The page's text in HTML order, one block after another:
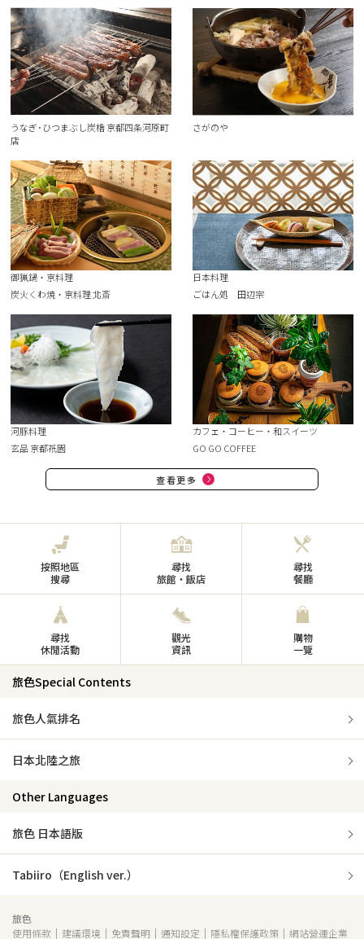
うなぎ･ひつまぶし炭櫓 京都四条河原町
店
さがのや
御猟鍋・京料理
炭火くわ焼・京料理 北斎
日本料理
ごはん処 田辺宗
河豚料理
玄品 京都祇園
カフェ・コーヒー・和スイーツ
GO GO COFFEE
查看更多
按照地區
搜尋
尋找
旅館・飯店
尋找
餐廳
尋找
休閒活動
觀光
資訊
購物
一覽
旅色Special Contents
旅色人氣排名
日本北陸之旅
Other Languages
旅色 日本語版
Tabiiro（English ver.）
旅色
使用條款
建議環境 免責聲明 通知設定 隱私權保護政策 網站營運企業